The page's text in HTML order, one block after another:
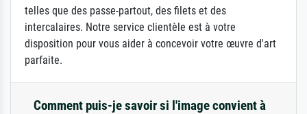
telles que des passe-partout, des filets et des
intercalaires. Notre service clientèle est à votre
disposition pour vous aider à concevoir votre œuvre d'art
parfaite.
Comment puis-je savoir si l'image convient à